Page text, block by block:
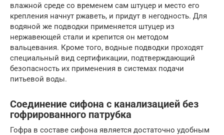
влажной среде со временем сам штуцер и место его
крепления начнут ржаветь, и придут в негодность. Для
водяной же подводки применяется штуцер из
нержавеющей стали и крепится он методом
вальцевания. Кроме того, водные подводки проходят
специальный вид сертификации, подтверждающий
безопасность их применения в системах подачи
питьевой воды.
Соединение сифона с канализацией без
гофрированного патрубка
Гофра в составе сифона является достаточно удобным